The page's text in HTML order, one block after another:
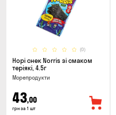
(0)
Норі снек Norris зі смаком
теріякі, 4.5г
Морепродукти
43,00
грн за 1 шт